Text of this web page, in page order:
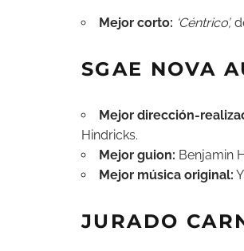
Mejor corto: ‘Céntrico’,
SGAE NOVA
Mejor dirección-
Hindricks.
Mejor guion: Benjamin
Mejor música original:
JURADO